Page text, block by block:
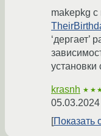
makepkg
‘дергает’
установки
krasnh
Показать